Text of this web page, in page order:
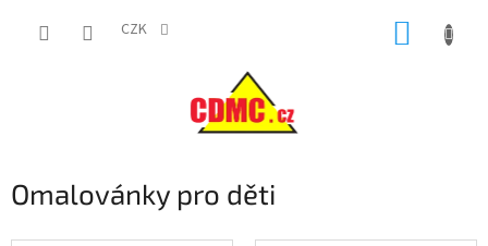
CZK
Omalovánky pro děti